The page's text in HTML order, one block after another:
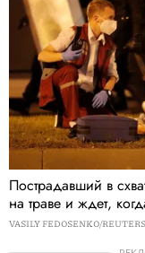
Пострадавший в
на траве и ждет,
VASILY FEDOSENKO/REUTERS